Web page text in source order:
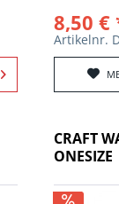
8,50 €
Artikelnr.
CRAFT
ONESIZE